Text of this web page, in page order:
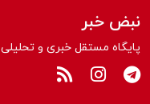
نبض خبر
پایگاه مستقل خبری و تحلیلی